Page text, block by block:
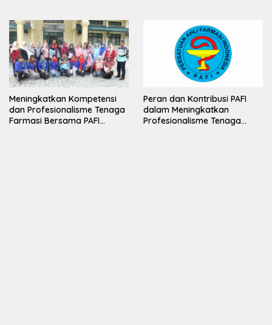
Meningkatkan Kompetensi
dan Profesionalisme Tenaga
Farmasi Bersama PAFI
Peran dan Kontribusi PAFI
dalam Meningkatkan
Profesionalisme Tenaga